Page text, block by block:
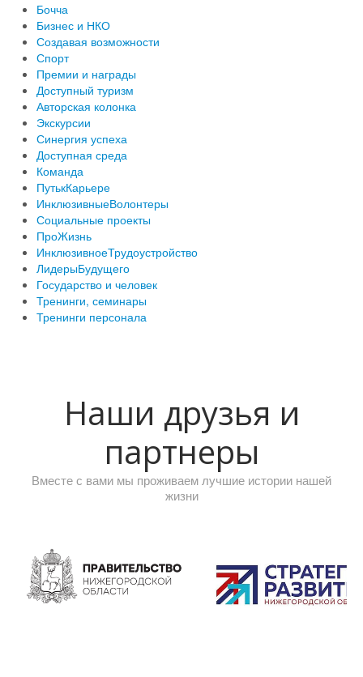
Бочча
Бизнес и НКО
Создавая возможности
Спорт
Премии и награды
Доступный туризм
Авторская колонка
Экскурсии
Синергия успеха
Доступная среда
Команда
ПутькКарьере
ИнклюзивныеВолонтеры
Социальные проекты
ПроЖизнь
ИнклюзивноеТрудоустройство
ЛидерыБудущего
Государство и человек
Тренинги, семинары
Тренинги персонала
Наши друзья и
партнеры
Вместе с вами мы проживаем лучшие истории нашей
жизни